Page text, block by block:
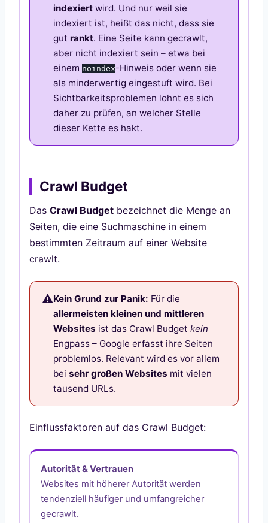
indexiert wird. Und nur weil sie
indexiert ist, heißt das nicht, dass sie
gut rankt. Eine Seite kann gecrawlt,
aber nicht indexiert sein – etwa bei
einem noindex-Hinweis oder wenn sie
als minderwertig eingestuft wird. Bei
Sichtbarkeitsproblemen lohnt es sich
daher zu prüfen, an welcher Stelle
dieser Kette es hakt.
Crawl Budget
Das Crawl Budget bezeichnet die Menge an
Seiten, die eine Suchmaschine in einem
bestimmten Zeitraum auf einer Website
crawlt.
Kein Grund zur Panik: Für die
allermeisten kleinen und mittleren
Websites ist das Crawl Budget kein
Engpass – Google erfasst ihre Seiten
problemlos. Relevant wird es vor allem
bei sehr großen Websites mit vielen
tausend URLs.
Einflussfaktoren auf das Crawl Budget:
Autorität & Vertrauen
Websites mit höherer Autorität werden
tendenziell häufiger und umfangreicher
gecrawlt.